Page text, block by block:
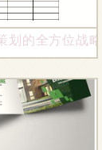
划的全方位战